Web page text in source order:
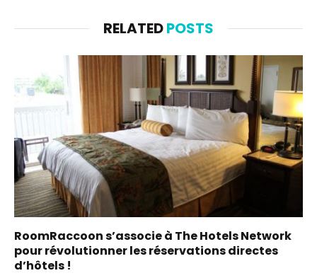
RELATEDPOSTS
RoomRaccoon s’associe à The Hotels Network
pour révolutionner les réservations directes
d’hôtels !